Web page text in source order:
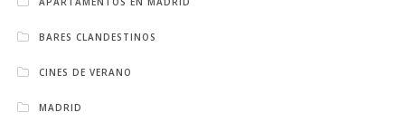
BARES CLANDESTINOS
CINES DE VERANO
MADRID